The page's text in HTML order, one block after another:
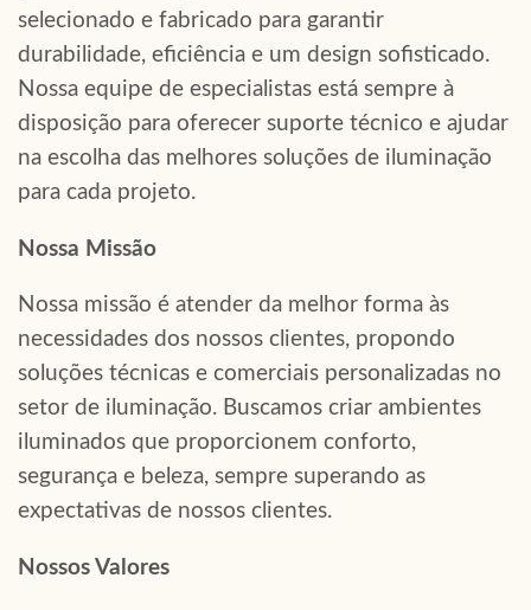
selecionado e fabricado para garantir
durabilidade, eficiência e um design sofisticado.
Nossa equipe de especialistas está sempre à
disposição para oferecer suporte técnico e ajudar
na escolha das melhores soluções de iluminação
para cada projeto.
Nossa Missão
Nossa missão é atender da melhor forma às
necessidades dos nossos clientes, propondo
soluções técnicas e comerciais personalizadas no
setor de iluminação. Buscamos criar ambientes
iluminados que proporcionem conforto,
segurança e beleza, sempre superando as
expectativas de nossos clientes.
Nossos Valores